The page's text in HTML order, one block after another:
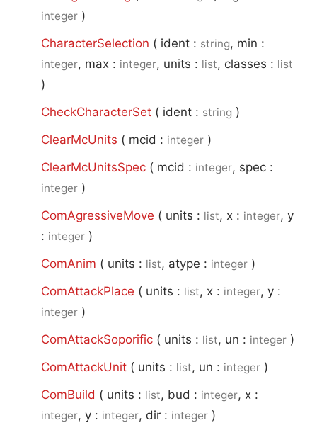
integer )
CharacterSelection ( ident : string, min :
integer, max : integer, units : list, classes : list
)
CheckCharacterSet ( ident : string )
ClearMcUnits ( mcid : integer )
ClearMcUnitsSpec ( mcid : integer, spec :
integer )
ComAgressiveMove ( units : list, x : integer, y
: integer )
ComAnim ( units : list, atype : integer )
ComAttackPlace ( units : list, x : integer, y :
integer )
ComAttackSoporific ( units : list, un : integer )
ComAttackUnit ( units : list, un : integer )
ComBuild ( units : list, bud : integer, x :
integer, y : integer, dir : integer )